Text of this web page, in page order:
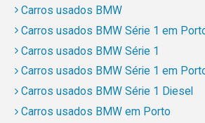
Carros usados BMW
Carros usados BMW Série 1 em
Carros usados BMW Série 1
Carros usados BMW Série 1 em
Carros usados BMW Série 1 Diesel
Carros usados BMW em Porto